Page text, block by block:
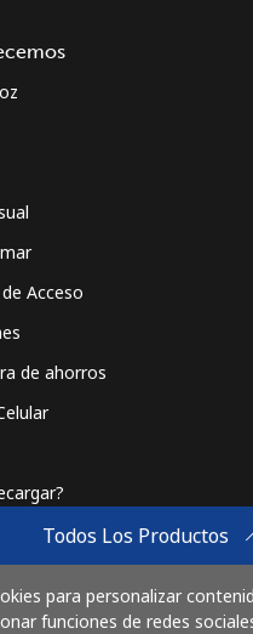
Todos Los Productos
para personalizar
funciones de redes
Acceso
de ahorros